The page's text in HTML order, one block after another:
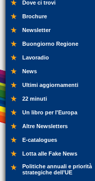
Dove ci trovi
Brochure
Newsletter
Buongiorno Regione
Lavoradio
News
Ultimi aggiornamenti
22 minuti
Un libro per l'Europa
Altre Newsletters
E-catalogues
Lotta alle Fake News
Politiche annuali e priorità
strategiche dell’UE